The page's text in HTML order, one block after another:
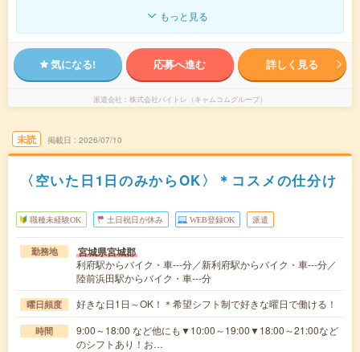
もっと見る
気になる! 応募へ進む 詳しく見る
派遣会社 株式会社バイトレ（キャムコムグループ）
未読 掲載日 2026/07/10
〈空いた日1日のみからOK〉＊コスメの仕分け
職種未経験OK 土日祝日が休み WEB登録OK 派遣
勤務地 宮城県宮城郡
利府駅からバイク・車---分／新利府駅からバイク・車---分／
陸前浜田駅からバイク・車---分
曜日頻度 好きな日1日～OK！＊希望シフト制で好きな曜日で働ける！
時間
9:00～18:00 など他にも▼10:00～19:00▼18:00～21:00など
のシフトあり！お…